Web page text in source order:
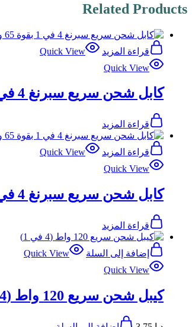
Related Products
قراءة المزيد
Quick View
Quick View
كابل شحن سريع سبرنغ 4 في 1 بقوة 65 واط موف
قراءة المزيد
قراءة المزيد
Quick View
Quick View
كابل شحن سريع سبرنغ 4 في 1 بقوة 65 واط أخضر
قراءة المزيد
إضافة إلى السلة
Quick View
Quick View
كيبل شحن سريع 120 واط (4 في 1)